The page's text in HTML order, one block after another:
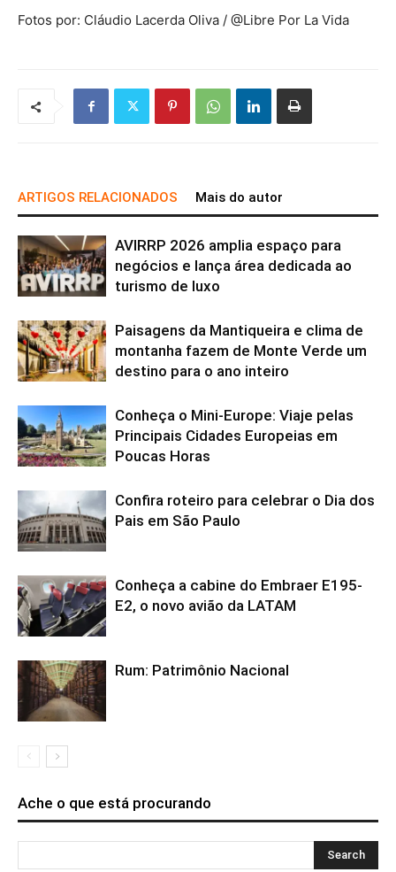
Fotos por: Cláudio Lacerda Oliva / @Libre Por La Vida
ARTIGOS RELACIONADOS Mais do autor
AVIRRP 2026 amplia espaço para
negócios e lança área dedicada ao
turismo de luxo
Paisagens da Mantiqueira e clima de
montanha fazem de Monte Verde um
destino para o ano inteiro
Conheça o Mini-Europe: Viaje pelas
Principais Cidades Europeias em
Poucas Horas
Confira roteiro para celebrar o Dia dos
Pais em São Paulo
Conheça a cabine do Embraer E195-
E2, o novo avião da LATAM
Rum: Patrimônio Nacional
Ache o que está procurando